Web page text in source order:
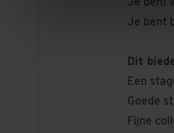
Je bent
Dit
Een
Goede
Fijne